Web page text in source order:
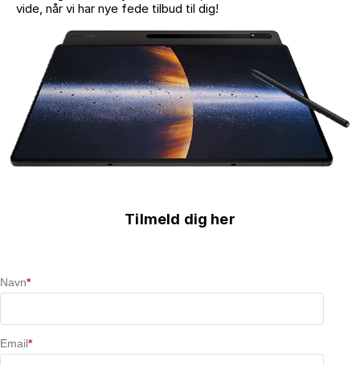
vide, når vi har nye fede tilbud til dig!
Tilmeld dig her